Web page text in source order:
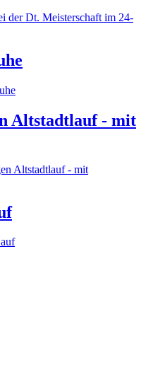
der Dt. Meisterschaft im 24-
Altstadtlauf - mit
Altstadtlauf - mit